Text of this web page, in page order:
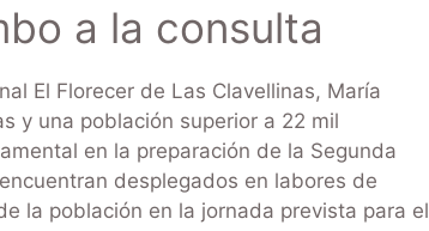
a la consulta
El Florecer de Las Clavellinas, María
y una población superior a 22 mil
en la preparación de la Segunda
desplegados en labores de
la población en la jornada prevista para el